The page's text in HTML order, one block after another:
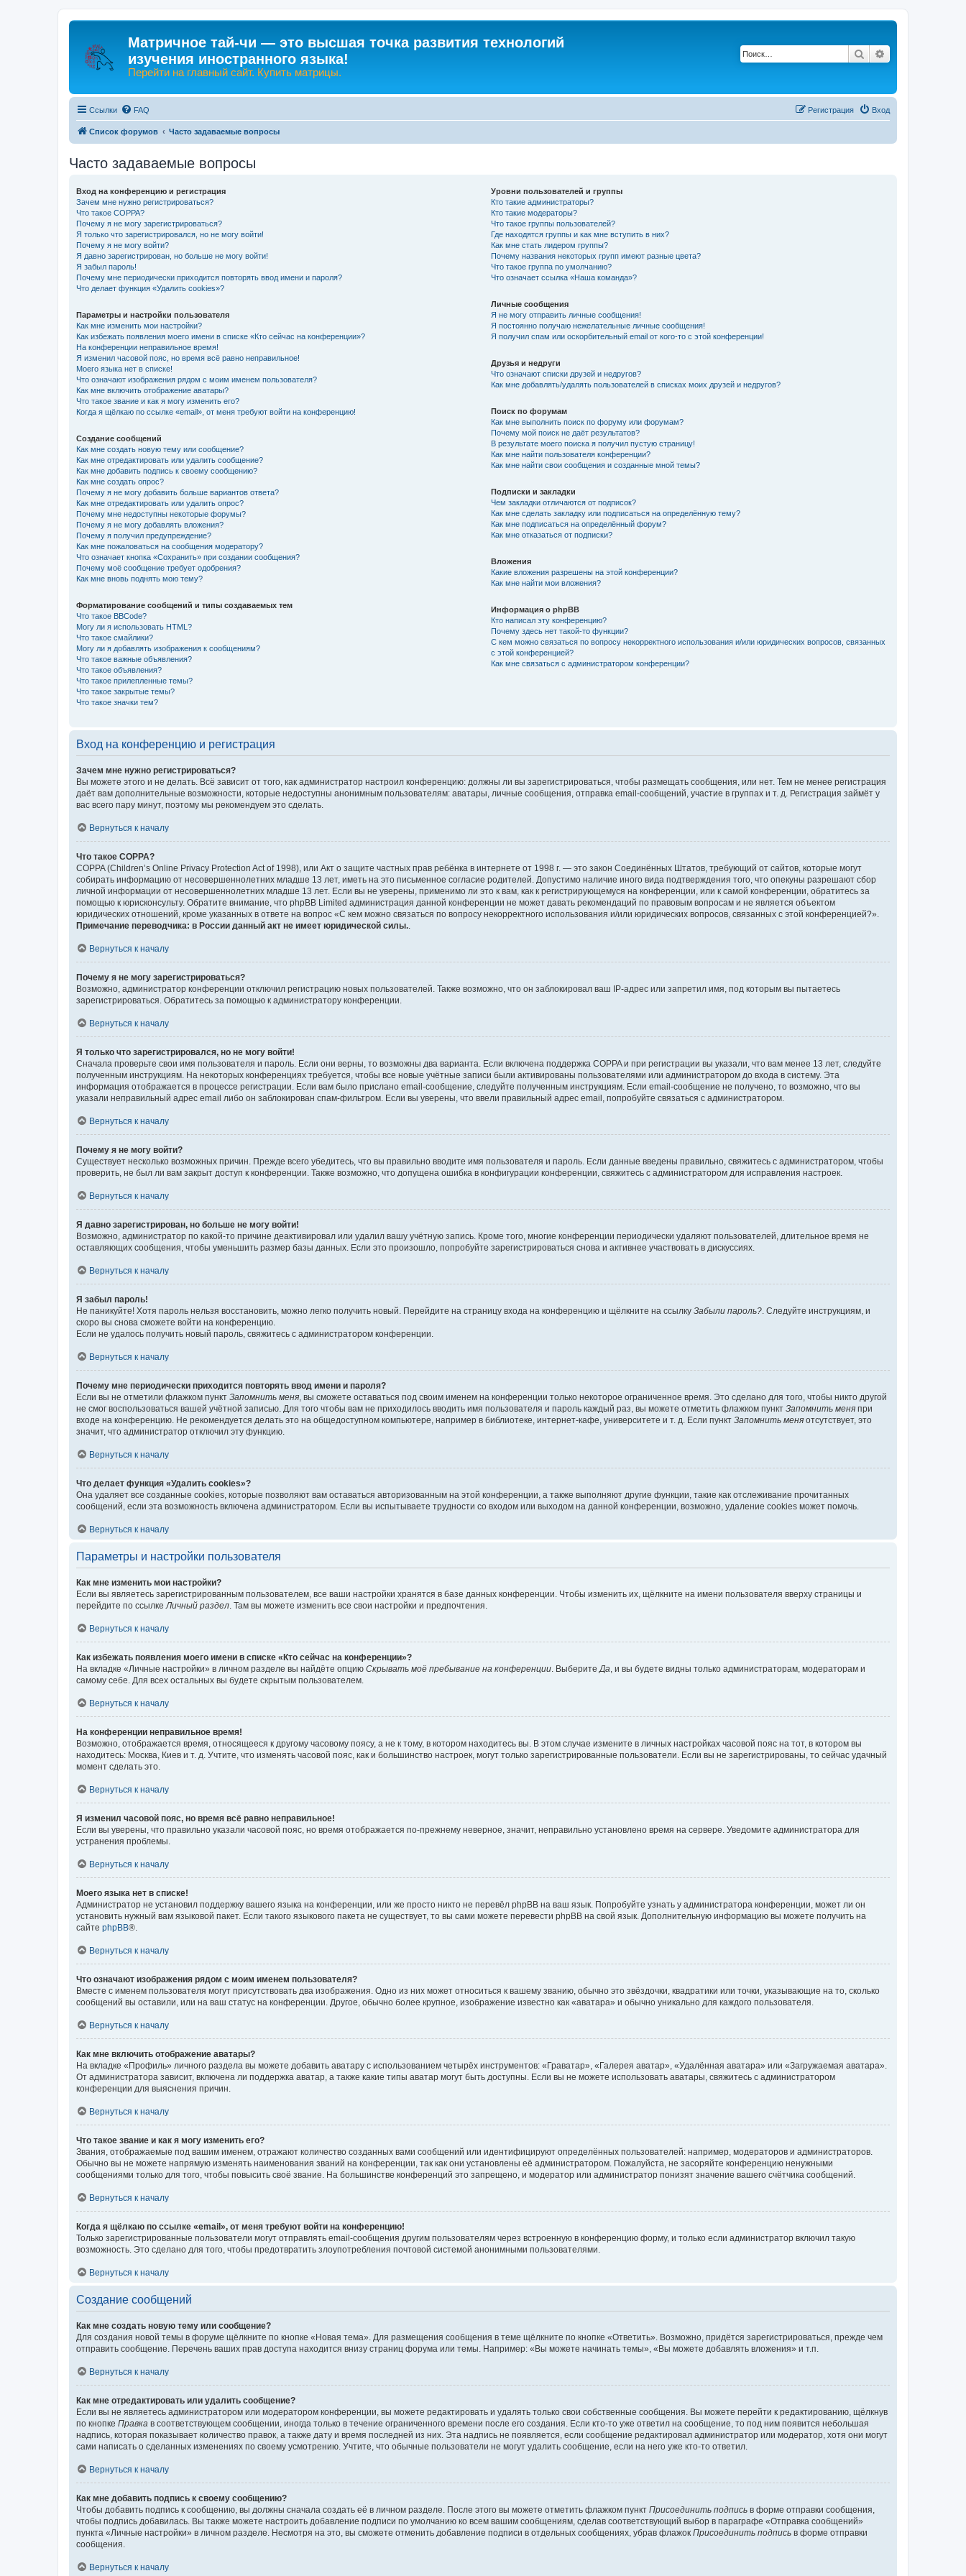
Матричное тай-чи — это высшая точка развития технологий
изучения иностранного языка!
Перейти на главный сайт. Купить матрицы.
Поиск
Ссылки FAQ Вход
Регистрация
Список форумов Часто задаваемые вопросы
Часто задаваемые вопросы
Вход на конференцию и регистрация
Зачем мне нужно регистрироваться?
Что такое COPPA?
Почему я не могу зарегистрироваться?
Я только что зарегистрировался, но не могу войти!
Почему я не могу войти?
Я давно зарегистрирован, но больше не могу войти!
Я забыл пароль!
Почему мне периодически приходится повторять ввод имени и пароля?
Что делает функция «Удалить cookies»?
Параметры и настройки пользователя
Как мне изменить мои настройки?
Как избежать появления моего имени в списке «Кто сейчас на конференции»?
На конференции неправильное время!
Я изменил часовой пояс, но время всё равно неправильное!
Моего языка нет в списке!
Что означают изображения рядом с моим именем пользователя?
Как мне включить отображение аватары?
Что такое звание и как я могу изменить его?
Когда я щёлкаю по ссылке «email», от меня требуют войти на конференцию!
Создание сообщений
Как мне создать новую тему или сообщение?
Как мне отредактировать или удалить сообщение?
Как мне добавить подпись к своему сообщению?
Как мне создать опрос?
Почему я не могу добавить больше вариантов ответа?
Как мне отредактировать или удалить опрос?
Почему мне недоступны некоторые форумы?
Почему я не могу добавлять вложения?
Почему я получил предупреждение?
Как мне пожаловаться на сообщения модератору?
Что означает кнопка «Сохранить» при создании сообщения?
Почему моё сообщение требует одобрения?
Как мне вновь поднять мою тему?
Форматирование сообщений и типы создаваемых тем
Что такое BBCode?
Могу ли я использовать HTML?
Что такое смайлики?
Могу ли я добавлять изображения к сообщениям?
Что такое важные объявления?
Что такое объявления?
Что такое прилепленные темы?
Что такое закрытые темы?
Что такое значки тем?
Уровни пользователей и группы
Кто такие администраторы?
Кто такие модераторы?
Что такое группы пользователей?
Где находятся группы и как мне вступить в них?
Как мне стать лидером группы?
Почему названия некоторых групп имеют разные цвета?
Что такое группа по умолчанию?
Что означает ссылка «Наша команда»?
Личные сообщения
Я не могу отправить личные сообщения!
Я постоянно получаю нежелательные личные сообщения!
Я получил спам или оскорбительный email от кого-то с этой конференции!
Друзья и недруги
Что означают списки друзей и недругов?
Как мне добавлять/удалять пользователей в списках моих друзей и недругов?
Поиск по форумам
Как мне выполнить поиск по форуму или форумам?
Почему мой поиск не даёт результатов?
В результате моего поиска я получил пустую страницу!
Как мне найти пользователя конференции?
Как мне найти свои сообщения и созданные мной темы?
Подписки и закладки
Чем закладки отличаются от подписок?
Как мне сделать закладку или подписаться на определённую тему?
Как мне подписаться на определённый форум?
Как мне отказаться от подписки?
Вложения
Какие вложения разрешены на этой конференции?
Как мне найти мои вложения?
Информация о phpBB
Кто написал эту конференцию?
Почему здесь нет такой-то функции?
С кем можно связаться по вопросу некорректного использования и/или юридических вопросов, связанных
с этой конференцией?
Как мне связаться с администратором конференции?
Вход на конференцию и регистрация
Зачем мне нужно регистрироваться?
Вы можете этого и не делать. Всё зависит от того, как администратор настроил конференцию: должны ли вы зарегистрироваться, чтобы размещать сообщения, или нет. Тем не менее регистрация
даёт вам дополнительные возможности, которые недоступны анонимным пользователям: аватары, личные сообщения, отправка email-сообщений, участие в группах и т. д. Регистрация займёт у
вас всего пару минут, поэтому мы рекомендуем это сделать.
Вернуться к началу
Что такое COPPA?
COPPA (Children’s Online Privacy Protection Act of 1998), или Акт о защите частных прав ребёнка в интернете от 1998 г. — это закон Соединённых Штатов, требующий от сайтов, которые могут
собирать информацию от несовершеннолетних младше 13 лет, иметь на это письменное согласие родителей. Допустимо наличие иного вида подтверждения того, что опекуны разрешают сбор
личной информации от несовершеннолетних младше 13 лет. Если вы не уверены, применимо ли это к вам, как к регистрирующемуся на конференции, или к самой конференции, обратитесь за
помощью к юрисконсульту. Обратите внимание, что phpBB Limited администрация данной конференции не может давать рекомендаций по правовым вопросам и не является объектом
юридических отношений, кроме указанных в ответе на вопрос «С кем можно связаться по вопросу некорректного использования и/или юридических вопросов, связанных с этой конференцией?».
Примечание переводчика: в России данный акт не имеет юридической силы.
Вернуться к началу
Почему я не могу зарегистрироваться?
Возможно, администратор конференции отключил регистрацию новых пользователей. Также возможно, что он заблокировал ваш IP-адрес или запретил имя, под которым вы пытаетесь
зарегистрироваться. Обратитесь за помощью к администратору конференции.
Вернуться к началу
Я только что зарегистрировался, но не могу войти!
Сначала проверьте свои имя пользователя и пароль. Если они верны, то возможны два варианта. Если включена поддержка COPPA и при регистрации вы указали, что вам менее 13 лет, следуйте
полученным инструкциям. На некоторых конференциях требуется, чтобы все новые учётные записи были активированы пользователями или администратором до входа в систему. Эта
информация отображается в процессе регистрации. Если вам было прислано email-сообщение, следуйте полученным инструкциям. Если email-сообщение не получено, то возможно, что вы
указали неправильный адрес email либо он заблокирован спам-фильтром. Если вы уверены, что ввели правильный адрес email, попробуйте связаться с администратором.
Вернуться к началу
Почему я не могу войти?
Существует несколько возможных причин. Прежде всего убедитесь, что вы правильно вводите имя пользователя и пароль. Если данные введены правильно, свяжитесь с администратором, чтобы
проверить, не был ли вам закрыт доступ к конференции. Также возможно, что допущена ошибка в конфигурации конференции, свяжитесь с администратором для исправления настроек.
Вернуться к началу
Я давно зарегистрирован, но больше не могу войти!
Возможно, администратор по какой-то причине деактивировал или удалил вашу учётную запись. Кроме того, многие конференции периодически удаляют пользователей, длительное время не
оставляющих сообщения, чтобы уменьшить размер базы данных. Если это произошло, попробуйте зарегистрироваться снова и активнее участвовать в дискуссиях.
Вернуться к началу
Я забыл пароль!
Не паникуйте! Хотя пароль нельзя восстановить, можно легко получить новый. Перейдите на страницу входа на конференцию и щёлкните на ссылку Забыли пароль? . Следуйте инструкциям, и
скоро вы снова сможете войти на конференцию.
Если не удалось получить новый пароль, свяжитесь с администратором конференции.
Вернуться к началу
Почему мне периодически приходится повторять ввод имени и пароля?
Если вы не отметили флажком пункт Запомнить меня , вы сможете оставаться под своим именем на конференции только некоторое ограниченное время. Это сделано для того, чтобы никто другой
не смог воспользоваться вашей учётной записью. Для того чтобы вам не приходилось вводить имя пользователя и пароль каждый раз, вы можете отметить флажком пункт Запомнить меня при
входе на конференцию. Не рекомендуется делать это на общедоступном компьютере, например в библиотеке, интернет-кафе, университете и т. д. Если пункт Запомнить меня отсутствует, это
значит, что администратор отключил эту функцию.
Вернуться к началу
Что делает функция «Удалить cookies»?
Она удаляет все созданные cookies, которые позволяют вам оставаться авторизованным на этой конференции, а также выполняют другие функции, такие как отслеживание прочитанных
сообщений, если эта возможность включена администратором. Если вы испытываете трудности со входом или выходом на данной конференции, возможно, удаление cookies может помочь.
Вернуться к началу
Параметры и настройки пользователя
Как мне изменить мои настройки?
Если вы являетесь зарегистрированным пользователем, все ваши настройки хранятся в базе данных конференции. Чтобы изменить их, щёлкните на имени пользователя вверху страницы и
перейдите по ссылке Личный раздел . Там вы можете изменить все свои настройки и предпочтения.
Вернуться к началу
Как избежать появления моего имени в списке «Кто сейчас на конференции»?
На вкладке «Личные настройки» в личном разделе вы найдёте опцию Скрывать моё пребывание на конференции . Выберите Да , и вы будете видны только администраторам, модераторам и
самому себе. Для всех остальных вы будете скрытым пользователем.
Вернуться к началу
На конференции неправильное время!
Возможно, отображается время, относящееся к другому часовому поясу, а не к тому, в котором находитесь вы. В этом случае измените в личных настройках часовой пояс на тот, в котором вы
находитесь: Москва, Киев и т. д. Учтите, что изменять часовой пояс, как и большинство настроек, могут только зарегистрированные пользователи. Если вы не зарегистрированы, то сейчас удачный
момент сделать это.
Вернуться к началу
Я изменил часовой пояс, но время всё равно неправильное!
Если вы уверены, что правильно указали часовой пояс, но время отображается по-прежнему неверное, значит, неправильно установлено время на сервере. Уведомите администратора для
устранения проблемы.
Вернуться к началу
Моего языка нет в списке!
Администратор не установил поддержку вашего языка на конференции, или же просто никто не перевёл phpBB на ваш язык. Попробуйте узнать у администратора конференции, может ли он
установить нужный вам языковой пакет. Если такого языкового пакета не существует, то вы сами можете перевести phpBB на свой язык. Дополнительную информацию вы можете получить на
сайте phpBB®.
Вернуться к началу
Что означают изображения рядом с моим именем пользователя?
Вместе с именем пользователя могут присутствовать два изображения. Одно из них может относиться к вашему званию, обычно это звёздочки, квадратики или точки, указывающие на то, сколько
сообщений вы оставили, или на ваш статус на конференции. Другое, обычно более крупное, изображение известно как «аватара» и обычно уникально для каждого пользователя.
Вернуться к началу
Как мне включить отображение аватары?
На вкладке «Профиль» личного раздела вы можете добавить аватару с использованием четырёх инструментов: «Граватар», «Галерея аватар», «Удалённая аватара» или «Загружаемая аватара».
От администратора зависит, включена ли поддержка аватар, а также какие типы аватар могут быть доступны. Если вы не можете использовать аватары, свяжитесь с администратором
конференции для выяснения причин.
Вернуться к началу
Что такое звание и как я могу изменить его?
Звания, отображаемые под вашим именем, отражают количество созданных вами сообщений или идентифицируют определённых пользователей: например, модераторов и администраторов.
Обычно вы не можете напрямую изменять наименования званий на конференции, так как они установлены её администратором. Пожалуйста, не засоряйте конференцию ненужными
сообщениями только для того, чтобы повысить своё звание. На большинстве конференций это запрещено, и модератор или администратор понизят значение вашего счётчика сообщений.
Вернуться к началу
Когда я щёлкаю по ссылке «email», от меня требуют войти на конференцию!
Только зарегистрированные пользователи могут отправлять email-сообщения другим пользователям через встроенную в конференцию форму, и только если администратор включил такую
возможность. Это сделано для того, чтобы предотвратить злоупотребления почтовой системой анонимными пользователями.
Вернуться к началу
Создание сообщений
Как мне создать новую тему или сообщение?
Для создания новой темы в форуме щёлкните по кнопке «Новая тема». Для размещения сообщения в теме щёлкните по кнопке «Ответить». Возможно, придётся зарегистрироваться, прежде чем
отправить сообщение. Перечень ваших прав доступа находится внизу страниц форума или темы. Например: «Вы можете начинать темы», «Вы можете добавлять вложения» и т.п.
Вернуться к началу
Как мне отредактировать или удалить сообщение?
Если вы не являетесь администратором или модератором конференции, вы можете редактировать и удалять только свои собственные сообщения. Вы можете перейти к редактированию, щёлкнув
по кнопке Правка в соответствующем сообщении, иногда только в течение ограниченного времени после его создания. Если кто-то уже ответил на сообщение, то под ним появится небольшая
надпись, которая показывает количество правок, а также дату и время последней из них. Эта надпись не появляется, если сообщение редактировал администратор или модератор, хотя они могут
сами написать о сделанных изменениях по своему усмотрению. Учтите, что обычные пользователи не могут удалить сообщение, если на него уже кто-то ответил.
Вернуться к началу
Как мне добавить подпись к своему сообщению?
Чтобы добавить подпись к сообщению, вы должны сначала создать её в личном разделе. После этого вы можете отметить флажком пункт Присоединить подпись в форме отправки сообщения,
чтобы подпись добавилась. Вы также можете настроить добавление подписи по умолчанию ко всем вашим сообщениям, сделав соответствующий выбор в параграфе «Отправка сообщений»
пункта «Личные настройки» в личном разделе. Несмотря на это, вы сможете отменить добавление подписи в отдельных сообщениях, убрав флажок Присоединить подпись в форме отправки
сообщения.
Вернуться к началу